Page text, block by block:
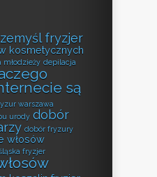
fryzjer
kosmetycznych
młodzieży depilacja
są
warszawa
urody dobór
dobór fryzury
włosów
fryzjer